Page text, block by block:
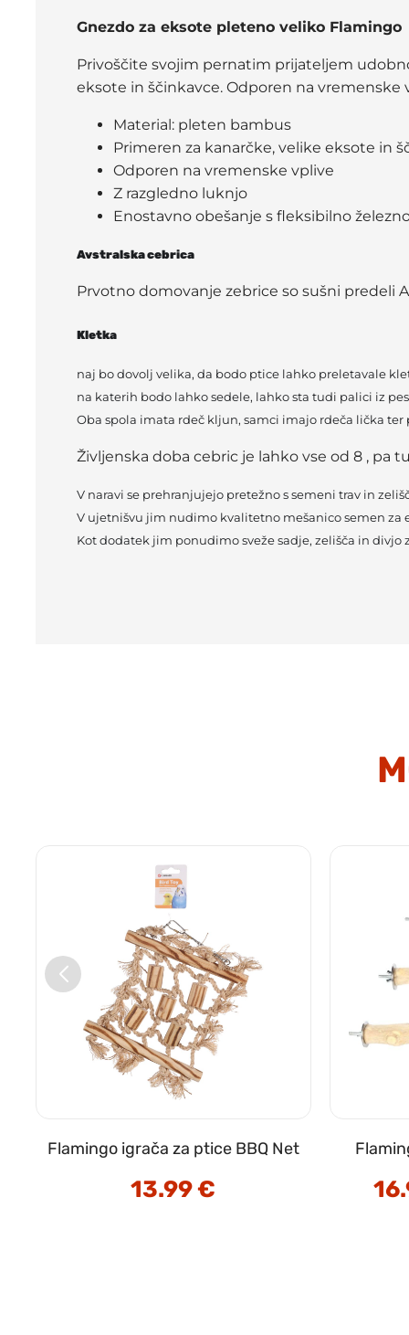
Gnezdo za eksote pleteno veliko Flamingo
Privoščite svojim pernatim prijateljem
eksote in ščinkavce. Odporen na vremenske
Material: pleten bambus
Primeren za kanarčke, velike eksote in
Odporen na vremenske vplive
Z razgledno luknjo
Enostavno obešanje s fleksibilno
Avstralska cebrica
Prvotno domovanje zebrice so sušni predeli
Kletka
naj bo dovolj velika, da bodo ptice lahko preletavale
na katerih bodo lahko sedele, lahko sta tudi palici iz
Oba spola imata rdeč kljun, samci imajo rdeča lička
Življenska doba cebric je lahko vse od 8 , pa
V naravi se prehranjujejo pretežno s semeni trav in
V ujetnišvu jim nudimo kvalitetno mešanico semen za
Kot dodatek jim ponudimo sveže sadje, zelišča in divjo
Flamingo igrača za ptice BBQ Net
13.99€